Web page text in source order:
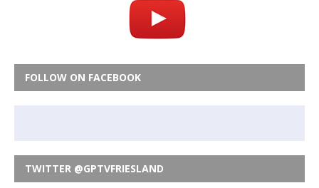
FOLLOW ON FACEBOOK
TWITTER @GPTVFRIESLAND